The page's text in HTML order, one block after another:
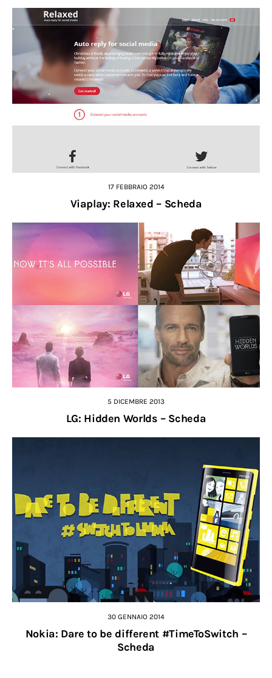
17 FEBBRAIO 2014
Viaplay: Relaxed – Scheda
5 DICEMBRE 2013
LG: Hidden Worlds – Scheda
30 GENNAIO 2014
Nokia: Dare to be different #TimeToSwitch –
Scheda